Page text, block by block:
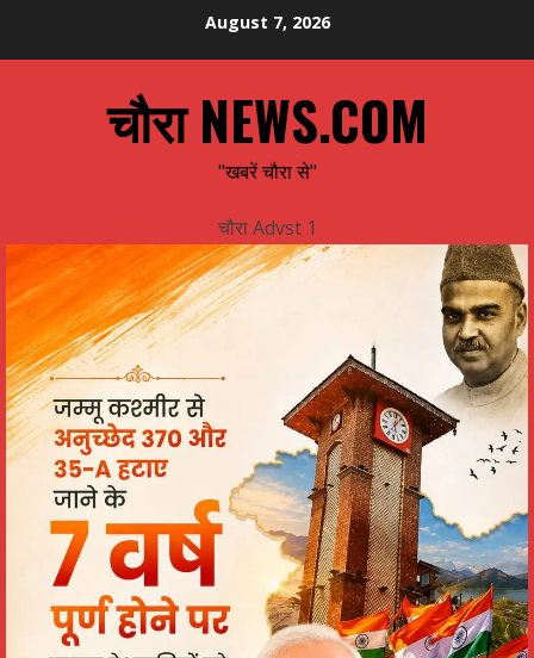
August 7, 2026
चौरा NEWS.COM
"खबरें चौरा से"
चौरा Advst 1